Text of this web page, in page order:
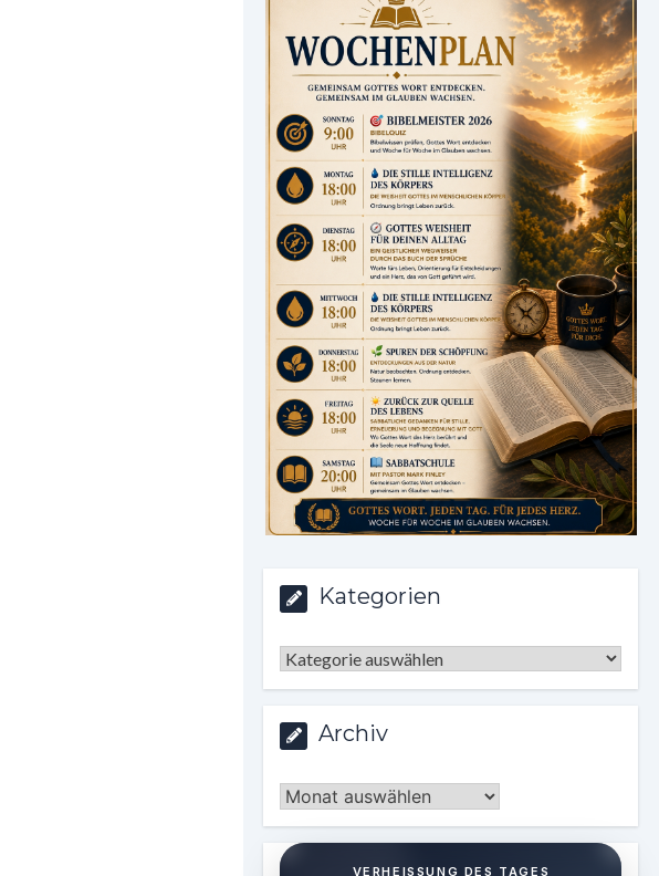
Kategorien
Kategorien
Archiv
Archiv
VERHEISSUNG DES TAGES